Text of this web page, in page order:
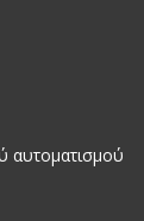
αυτοματισμού